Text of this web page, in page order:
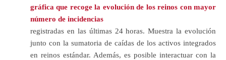
gráfica que recoge la evolución de los reinos con mayor
número de incidencias
registradas en las últimas 24 horas. Muestra la evolución
junto con la sumatoria de caídas de los activos integrados
en reinos estándar. Además, es posible interactuar con la